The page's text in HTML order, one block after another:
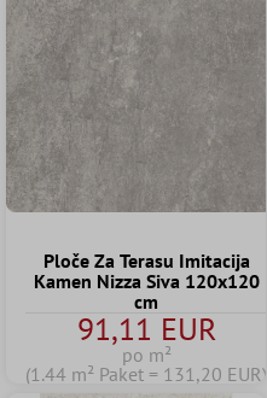
Ploče Za Terasu Imitacija
Kamen Nizza Siva 120x120
cm
91,11 EUR
po m²
(1.44 m² Paket = 131,20 EUR)